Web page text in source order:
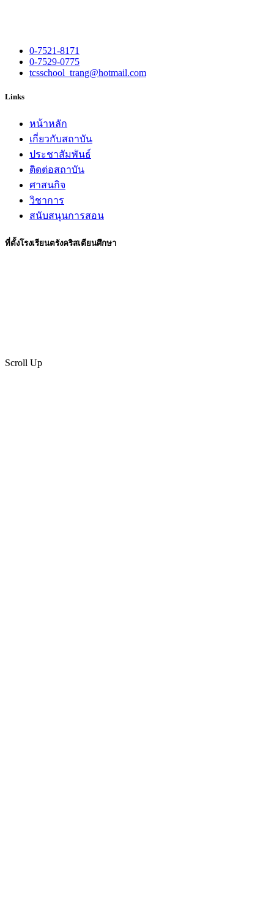
0-7521-8171
0-7529-0775
tcsschool_trang@hotmail.com
Links
หน้าหลัก
เกี่ยวกับสถาบัน
ประชาสัมพันธ์
ติดต่อสถาบัน
ศาสนกิจ
วิชาการ
สนับสนุนการสอน
ที่ตั้งโรงเรียนตรังคริสเตียนศึกษา
Scroll Up